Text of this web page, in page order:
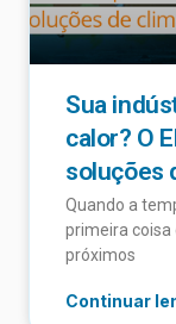
Sua
calor? O
soluções
Quando a
primeira coisa
próximos
Continuar